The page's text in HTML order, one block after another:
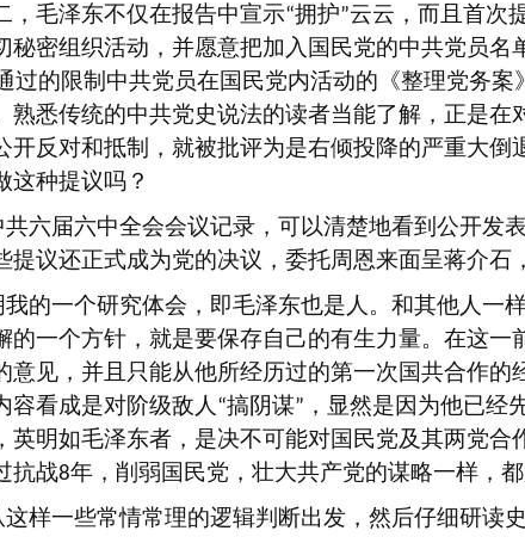
，毛泽东不仅在报告中宣示“拥护”云云，而且首次
秘密组织活动，并愿意把加入国民党的中共党员
过的限制中共党员在国民党内活动的《整理党务
熟悉传统的中共党史说法的读者当能了解，正是
开反对和抵制，就被批评为是右倾投降的严重大倒
这种提议吗？
六届六中全会会议记录，可以清楚地看到公开发
提议还正式成为党的决议，委托周恩来面呈蒋介石
的一个研究体会，即毛泽东也是人。和其他人一
的一个方针，就是要保存自己的有生力量。在这
意见，并且只能从他所经历过的第一次国共合作
容看成是对阶级敌人 “搞阴谋” ，显然是因为他已经
英明如毛泽东者，是决不可能对国民党及其两党
抗战8年，削弱国民党，壮大共产党的谋略一样，都
样一些常情常理的逻辑判断出发，然后仔细研读